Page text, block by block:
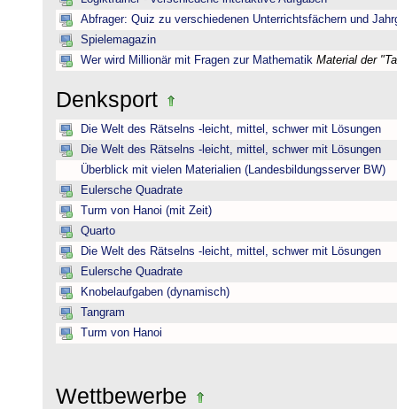
Abfrager: Quiz zu verschiedenen Unterrichtsfächern und
Spielemagazin
Wer wird Millionär mit Fragen zur Mathematik Material der
Denksport
Die Welt des Rätselns -leicht, mittel, schwer mit Lösungen
Die Welt des Rätselns -leicht, mittel, schwer mit Lösungen
Überblick mit vielen Materialien (Landesbildungsserver BW)
Eulersche Quadrate
Turm von Hanoi (mit Zeit)
Quarto
Die Welt des Rätselns -leicht, mittel, schwer mit Lösungen
Eulersche Quadrate
Knobelaufgaben (dynamisch)
Tangram
Turm von Hanoi
Wettbewerbe